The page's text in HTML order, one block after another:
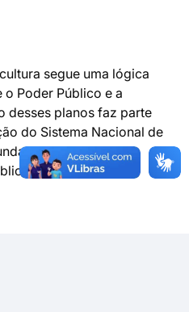
segue uma lógica
Poder Público e a
desses planos faz parte
do Sistema Nacional de
na
de cultura como